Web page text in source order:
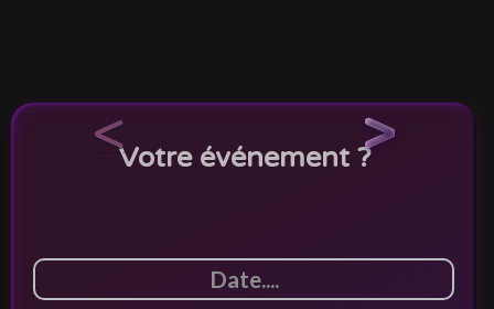
Votre événement ?
< >